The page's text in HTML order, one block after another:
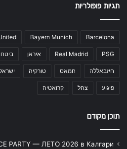
תגיות פופולריות
Barcelona
Bayern Munich
PSG
Real Madrid איראן
חיזבאללה חמאס טורקיה
פיגוע צהל קרואטיה
תוכן מקודם
PARTY — ЛЕТО 2026 в Калгари